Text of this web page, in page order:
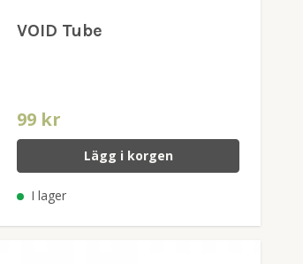
VOID Tube
99 kr
Lägg i korgen
I lager